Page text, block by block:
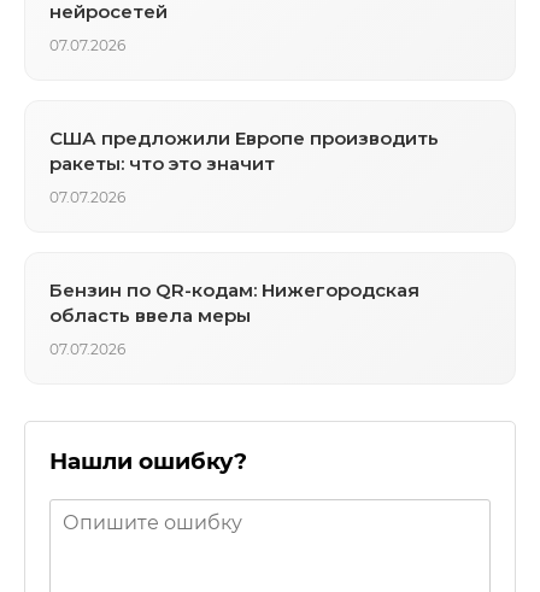
нейросетей
07.07.2026
США предложили Европе производить
ракеты: что это значит
07.07.2026
Бензин по QR-кодам: Нижегородская
область ввела меры
07.07.2026
Нашли ошибку?